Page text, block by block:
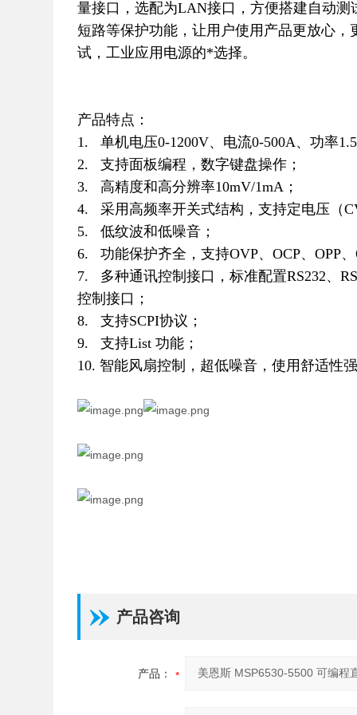
量接口，选配为LAN接口，方便搭建自动
短路等保护功能，让用户使用产品更放心
试，工业应用电源的*选择。
产品特点：
1. 单机电压0-1200V、电流0-500A、功率
2. 支持面板编程，数字键盘操作；
3. 高精度和高分辨率10mV/1mA；
4. 采用高频率开关式结构，支持定电压（
5. 低纹波和低噪音；
6. 功能保护齐全，支持OVP、OCP、OPP
7. 多种通讯控制接口，标准配置RS232、
控制接口；
8. 支持SCPI协议；
9. 支持List 功能；
10. 智能风扇控制，超低噪音，使用舒适性
产品咨询
产品：